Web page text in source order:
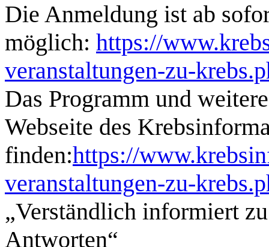
Die Anmeldung ist ab
möglich: https://
veranstaltungen-zu-
Das Programm und
Webseite des
finden:https://
veranstaltungen-zu-
„Verständlich informiert
Antworten“